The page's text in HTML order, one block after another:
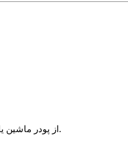
√ از پودر ماشین یا پودر دستی آنزیم دار استفاده نکنید. خصوصا برای ماندگاری بیشتر چاپ . بهتر است از مایع لباسشویی استفاده شود.